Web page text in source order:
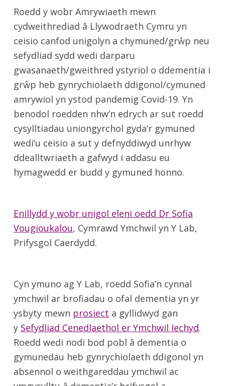
Roedd y wobr Amrywiaeth mewn
cydweithrediad â Llywodraeth Cymru yn
ceisio canfod unigolyn a chymuned/grŵp neu
sefydliad sydd wedi darparu
gwasanaeth/gweithred ystyriol o ddementia i
grŵp heb gynrychiolaeth ddigonol/cymuned
amrywiol yn ystod pandemig Covid-19. Yn
benodol roedden nhw’n edrych ar sut roedd
cysylltiadau uniongyrchol gyda’r gymuned
wedi’u ceisio a sut y defnyddiwyd unrhyw
ddealltwriaeth a gafwyd i addasu eu
hymagwedd er budd y gymuned honno.
Enillydd y wobr unigol eleni oedd Dr Sofia
Vougioukalou, Cymrawd Ymchwil yn Y Lab,
Prifysgol Caerdydd.
Cyn ymuno ag Y Lab, roedd Sofia’n cynnal
ymchwil ar brofiadau o ofal dementia yn yr
ysbyty mewn prosiect a gyllidwyd gan
y Sefydliad Cenedlaethol er Ymchwil Iechyd.
Roedd wedi nodi bod pobl â dementia o
gymunedau heb gynrychiolaeth ddigonol yn
absennol o weithgareddau ymchwil ac